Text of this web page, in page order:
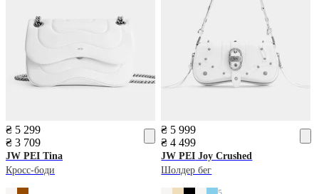
₴ 5 299
₴ 3 709
JW PEI Tina
Кросс-боди
₴ 5 999
₴ 4 499
JW PEI Joy Crushed
Шолдер бег